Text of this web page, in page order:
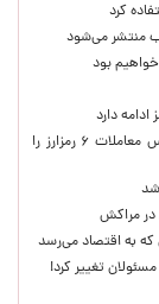
کرد
منتشر می‌شود
بود
دارد
آخرین وضعیت بازار رمزارزها در جهان / صرافی کوین‌بیس معاملات ۶ رمزارز را
شد
در مراکش
به اقتصاد می‌رسد
تغییر کرد!